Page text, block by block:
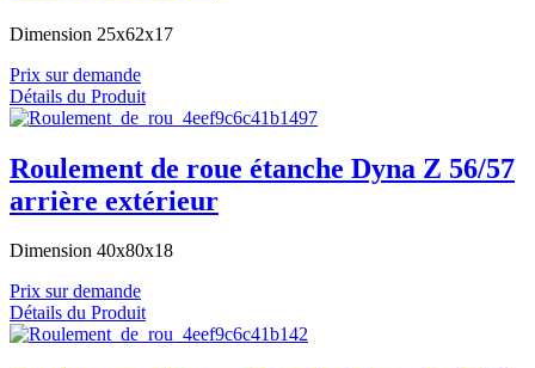
Dimension 25x62x17
Prix sur demande
Détails du Produit
Roulement de roue étanche Dyna Z 56/57
arrière extérieur
Dimension 40x80x18
Prix sur demande
Détails du Produit